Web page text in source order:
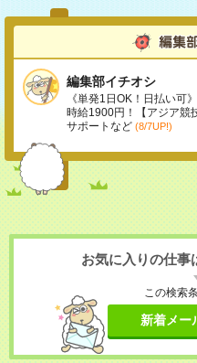
編集部イチオシ
《単発1日OK！日払い可
時給1900円！【アジア競
サポートなど (8/7UP!)
お気に入りの仕事
この検索
新着メー